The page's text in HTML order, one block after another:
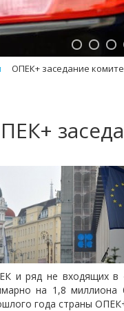
ОПЕК+ заседание
и ряд не входящих в
на 1,8 миллиона
года страны